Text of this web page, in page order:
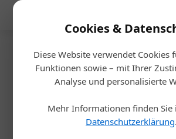
Cookies &
Diese Website verwendet Cookies
Funktionen sowie – mit Ihrer
Analyse und personalisierte
Mehr Informationen finden Sie
Datenschutzerklärung.
Startseite/Gastro & Hotel
Tourismus
Seilbahn
Rutschpartie oder